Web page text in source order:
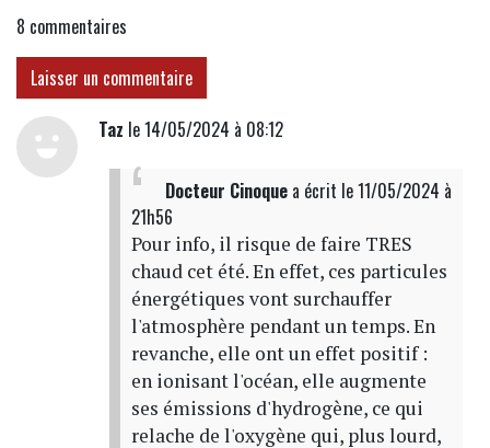
8 commentaires
Laisser un commentaire
Taz le 14/05/2024 à 08:12
Docteur Cinoquea écrit le 11/05/2024 à
21h56
Pour info, il risque de faire TRES
chaud cet été. En effet, ces particules
énergétiques vont surchauffer
l'atmosphère pendant un temps. En
revanche, elle ont un effet positif :
en ionisant l'océan, elle augmente
ses émissions d'hydrogène, ce qui
relache de l'oxygène qui, plus lourd,